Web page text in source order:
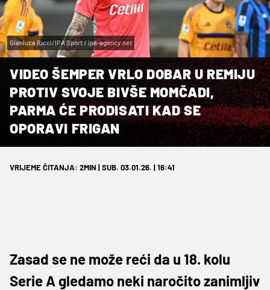
Gianluca Ricci/IPA Sport / ipa-agency.net
VIDEO ŠEMPER VRLO DOBAR U REMIJU
PROTIV SVOJE BIVŠE MOMČADI,
PARMA ĆE PRODISATI KAD SE
OPORAVI FRIGAN
VRIJEME ČITANJA: 2MIN | SUB. 03.01.26. | 16:41
Zasad se ne može reći da u 18. kolu
Serie A gledamo neki naročito zanimljiv